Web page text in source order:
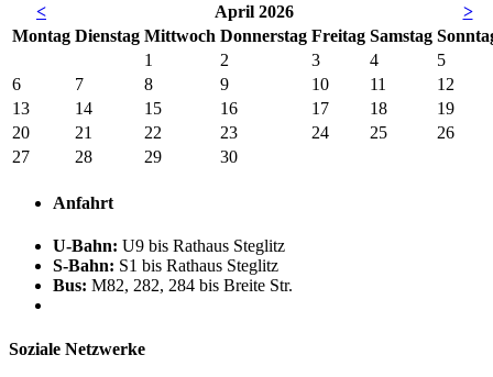
< April 2026
>
Montag Dienstag Mittwoch Donnerstag Freitag Samstag So
1
2 3 4
5
6
7 8 9 10 11
12
13
14 15 16 17 18
19
20
21 22 23 24 25
26
27
28 29 30
Anfahrt
U-Bahn: U9 bis Rathaus Steglitz
S-Bahn: S1 bis Rathaus Steglitz
Bus: M82, 282, 284 bis Breite Str.
Soziale Netzwerke